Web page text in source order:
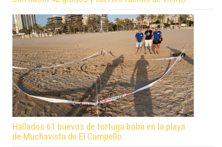
Hallados 61 huevos de tortuga boba en la playa
de Muchavista de El Campello